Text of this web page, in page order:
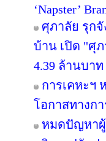
‘Napster’
ศุภาลัย รุกจั
บ้าน เปิด "ศุ
4.39 ล้านบาท
การเคหะฯ
โอกาสทางกา
หมดปัญหาผู้